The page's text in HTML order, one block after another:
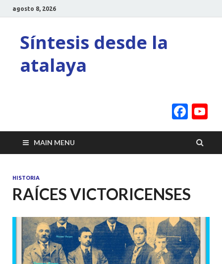
agosto 8, 2026
Síntesis desde la
atalaya
MAIN MENU
HISTORIA
RAÍCES VICTORICENSES